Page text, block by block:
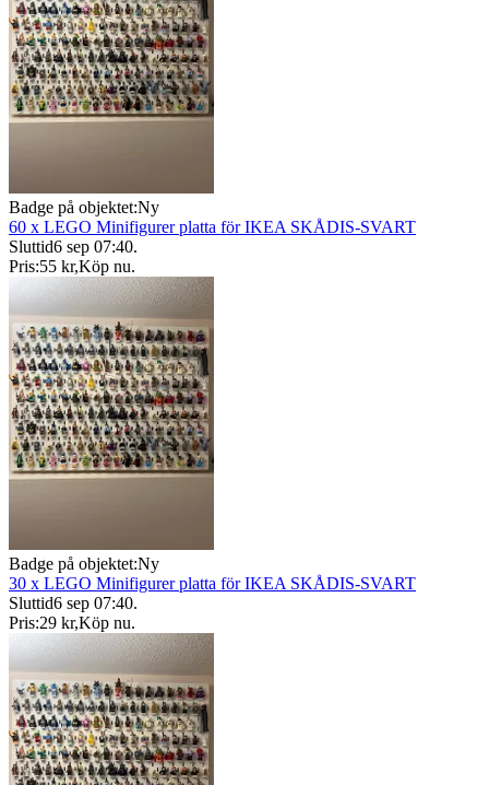
Badge på objektet:Ny
60 x LEGO Minifigurer platta för IKEA SKÅDIS-SVART
Sluttid6 sep 07:40.
Pris:55 kr,Köp nu.
Badge på objektet:Ny
30 x LEGO Minifigurer platta för IKEA SKÅDIS-SVART
Sluttid6 sep 07:40.
Pris:29 kr,Köp nu.